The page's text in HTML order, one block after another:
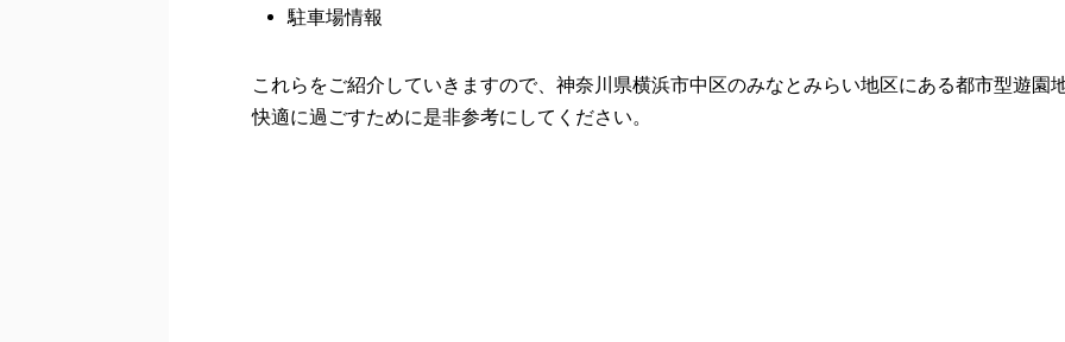
駐車場情報
これらをご紹介していきますので、神奈川県横浜市中区のみなとみらい地区にある都市型遊園
快適に過ごすために是非参考にしてください。